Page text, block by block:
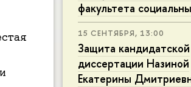
факультета
15 СЕНТЯБРЯ, 13:00
Защита кандидатской
диссертации Назиной
Екатерины